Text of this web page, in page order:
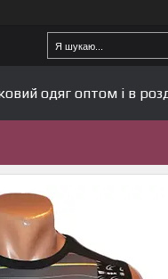
одяг оптом і в